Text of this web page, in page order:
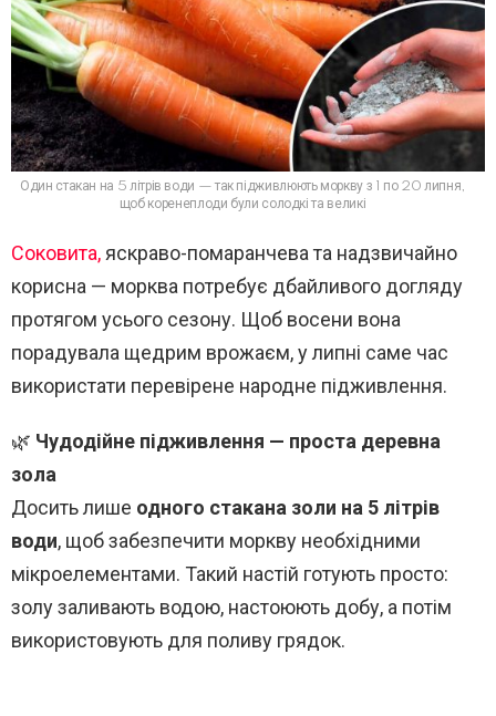
Один стакан на 5 літрів води — так підживлюють моркву з 1 по 20 липня,
щоб коренеплоди були солодкі та великі
Соковита,яскраво-помаранчева та надзвичайно
корисна — морква потребує дбайливого догляду
протягом усього сезону. Щоб восени вона
порадувала щедрим врожаєм, у липні саме час
використати перевірене народне підживлення.
🌿 Чудодійне підживлення — проста деревна
зола
Досить лише одного стакана золи на 5 літрів
води, щоб забезпечити моркву необхідними
мікроелементами. Такий настій готують просто:
золу заливають водою, настоюють добу, а потім
використовують для поливу грядок.